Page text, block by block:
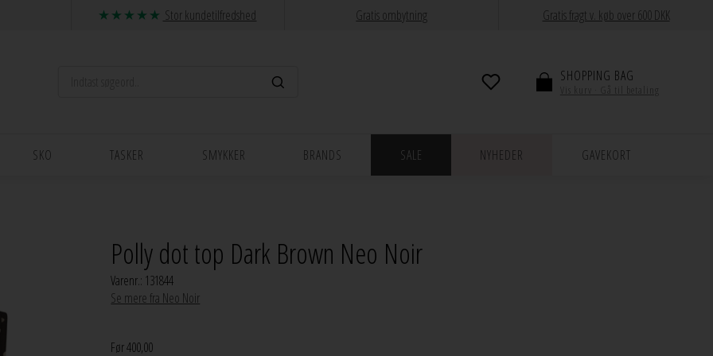
Stor kundetilfredshed Gratis ombytning Gratis fragt v. køb over 600 DKK
SHOPPING BAG
SKO TASKER SMYKKER BRANDS SALE NYHEDER GAVEKORT
Polly dot top Dark Brown Neo Noir
Varenr.: 131844
Se mere fra Neo Noir
Før 400,00